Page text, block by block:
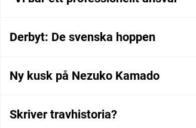
Derbyt: De svenska hoppen
Ny kusk på Nezuko Kamado
Skriver travhistoria?